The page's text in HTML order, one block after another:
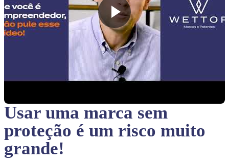
Usar uma marca sem
proteção é um risco muito
grande!